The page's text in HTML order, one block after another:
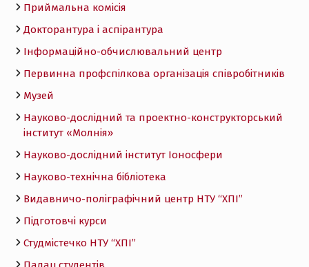
Приймальна комісія
Докторантура і аспірантура
Інформаційно-обчислювальний центр
Первинна профспілкова організація співробітників
Музей
Науково-дослідний та проектно-конструкторський
інститут «Молнія»
Науково-дослідний інститут Іоносфери
Науково-технічна бібліотека
Видавничо-поліграфічний центр НТУ “ХПІ”
Підготовчі курси
Студмістечко НТУ “ХПІ”